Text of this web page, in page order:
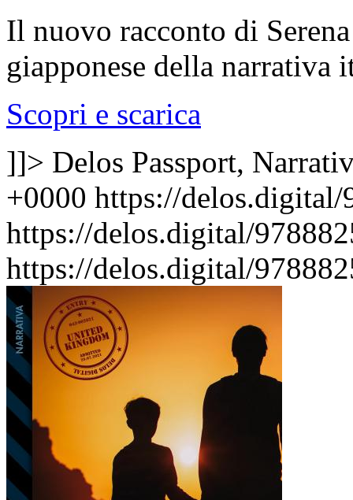
Il nuovo racconto di
giapponese della narrativa
Scopri e scarica
]]> Delos Passport,
+0000 https://delos.digital/
https://delos.digital/
https://delos.digital/